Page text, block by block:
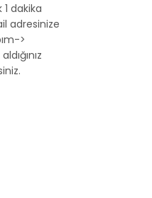
dakika
adresinize
>